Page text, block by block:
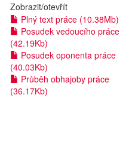
Zobrazit/otevřít
Plný text práce (10.38Mb)
Posudek vedoucího práce
(42.19Kb)
Posudek oponenta práce
(40.03Kb)
Průběh obhajoby práce
(36.17Kb)